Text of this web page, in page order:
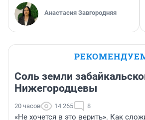
Анастасия Завгородняя
Соль земли
Нижегородцевы
20 часов 14 265 8
«Не хочется в это верить». Как